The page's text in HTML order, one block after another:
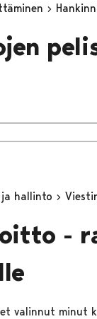
ja hallinto
-
valinnut minut